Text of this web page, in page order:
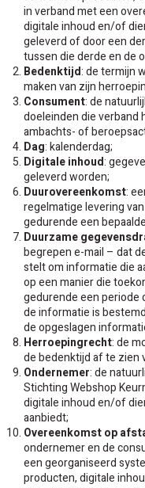
in verband met een
digitale inhoud en/of
geleverd of door een
tussen die derde en de
Bedenktijd: de termijn
maken van zijn
Consument:de
doeleinden die verband
ambachts- of
Dag: kalenderdag;
Digitale inhoud:
geleverd worden;
Duurovereenkomst:
regelmatige levering
gedurende een
Duurzame
begrepen e-mail – dat
stelt om informatie die
op een manier die
gedurende een periode
de informatie is
de opgeslagen
Herroepingrecht: de
de bedenktijd af te zien
Ondernemer: de
Stichting Webshop
digitale inhoud en/of
aanbiedt;
Overeenkomst op
ondernemer en de
een georganiseerd
producten, digitale